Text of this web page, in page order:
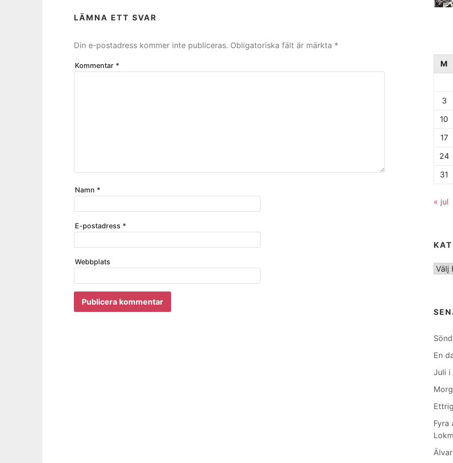
LÄMNA ETT SVAR
Din e-postadress kommer inte publiceras. Obligatoriska fält är märkta *
Kommentar *
Namn *
E-postadress *
Webbplats
M
3
10
17
24
31
« jul
En
Juli i
Fyra